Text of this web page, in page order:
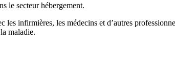
le secteur hébergement.
infirmières, les médecins et d’autres
maladie.